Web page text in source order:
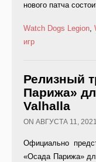
нового патча
Watch Dogs Legion,
игр
Релизный
Парижа»
Valhalla
ON АВГУСТА 11,
Официально
«Осада Парижа»